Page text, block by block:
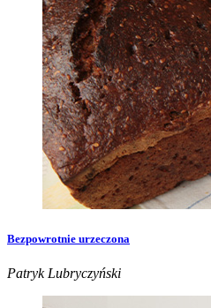
Bezpowrotnie urzeczona
Patryk Lubryczyński